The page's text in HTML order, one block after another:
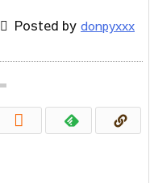
 Posted by donpyxxx
